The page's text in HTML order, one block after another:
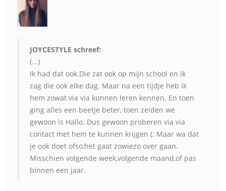
JOYCESTYLE schreef:
(...)
Ik had dat ook.Die zat ook op mijn school en ik
zag die ook elke dag. Maar na een tijdje heb ik
hem zowat via via kunnen leren kennen. En toen
ging alles een beetje beter, toen zeiden we
gewoon is Hallo. Dus gewoon proberen via via
contact met hem te kunnen krijgen (: Maar wa dat
je ook doet ofso,het gaat zowiezo over gaan.
Misschien volgende week,volgende maand,of pas
binnen een jaar.